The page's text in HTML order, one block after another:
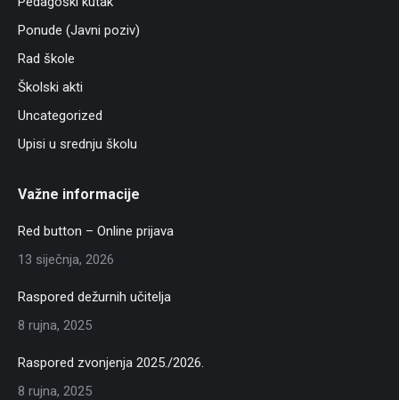
Ponude (Javni poziv)
Rad škole
Školski akti
Uncategorized
Upisi u srednju školu
Važne informacije
Red button – Online prijava
13 siječnja, 2026
Raspored dežurnih učitelja
8 rujna, 2025
Raspored zvonjenja 2025./2026.
8 rujna, 2025